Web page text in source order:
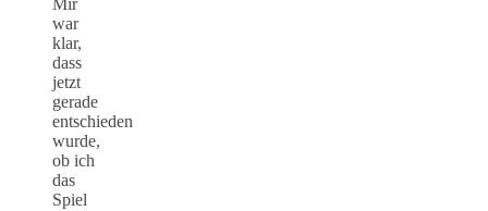
war
klar,
dass
jetzt
gerade
entschieden
wurde,
ob ich
das
Spiel